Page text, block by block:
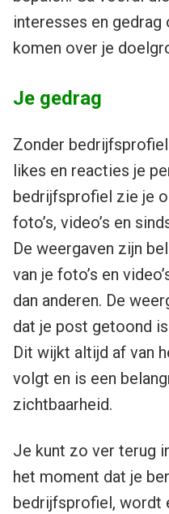
interesses en
komen over je
Je gedrag
Zonder
likes en reacties je
bedrijfsprofiel zie je
foto’s, video’s en
De weergaven zijn
van je foto’s en
dan anderen. De
dat je post getoond
Dit wijkt altijd af van
volgt en is een
zichtbaarheid.
Je kunt zo ver terug
het moment dat je
bedrijfsprofiel, wordt